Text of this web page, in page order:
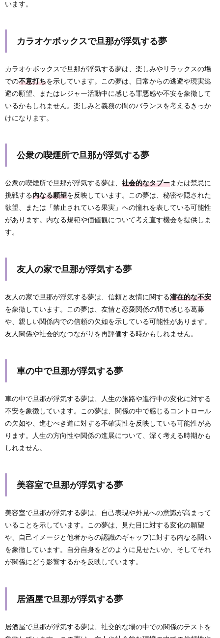
います。
カラオケボックスで旦那が浮気する夢
カラオケボックスで旦那が浮気する夢は、楽しみやリラックスの場
での不意打ちを示しています。この夢は、日常からの逃避や現実逃
避の願望、またはレジャー活動中に感じる罪悪感や不安を象徴して
いるかもしれません。楽しみと義務の間のバランスを考えるきっか
けになります。
公衆の喫煙所で旦那が浮気する夢
公衆の喫煙所で旦那が浮気する夢は、 社会的なタブーまたは禁忌に
挑戦する内なる願望を反映しています。この夢は、秘密や隠された
欲望、または「禁止されている果実」への憧れを表している可能性
があります。内なる規範や価値観について考え直す機会を提供しま
す。
友人の家で旦那が浮気する夢
友人の家で旦那が浮気する夢は、信頼と友情に関する潜在的な不安
を象徴しています。この夢は、友情と恋愛関係の間で感じる葛藤
や、親しい関係内での信頼の欠如を示している可能性があります。
友人関係や社会的なつながりを再評価する時かもしれません。
車の中で旦那が浮気する夢
車の中で旦那が浮気する夢は、人生の旅路や進行中の変化に対する
不安を象徴しています。この夢は、関係の中で感じるコントロール
の欠如や、進むべき道に対する不確実性を反映している可能性があ
ります。人生の方向性や関係の進展について、深く考える時期かも
しれません。
美容室で旦那が浮気する夢
美容室で旦那が浮気する夢は、自己表現や外見への意識が高まって
いることを示しています。この夢は、見た目に対する変化の願望
や、自己イメージと他者からの認識のギャップに対する内なる闘い
を象徴しています。自分自身をどのように見せたいか、そしてそれ
が関係にどう影響するかを反映しています。
居酒屋で旦那が浮気する夢
居酒屋で旦那が浮気する夢は、社交的な場の中での関係のテストを